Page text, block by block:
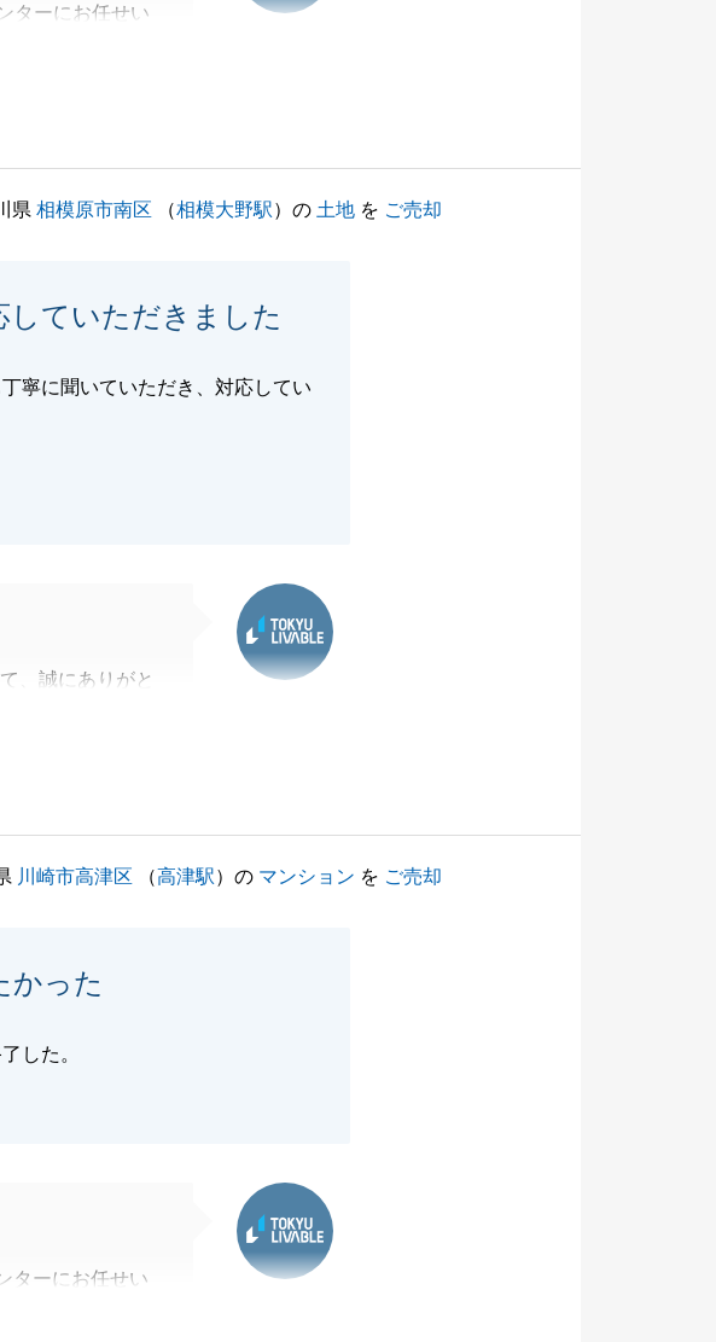
ターにお任せい
ご不安が生じる
ました。
す。
てこれ以上ない
域の相談役」と
いをよろしくお
県相模原市南区 （相模大野駅）の 土地 を ご売却
ていただきました
寧に聞いていただき、対応してい
、誠にありがと
まりいただきま
明をさせていた
川崎市高津区 （高津駅）の マンション を ご売却
かった
した。
ターにお任せい